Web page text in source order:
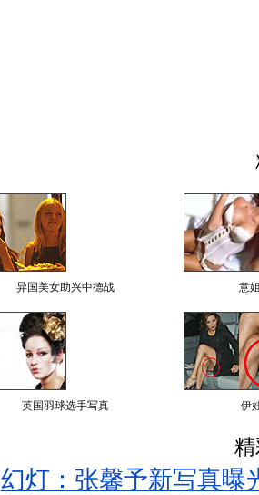
异国美女助兴中德战 意
英国羽球选手写真 伊
幻灯：张馨予新写真曝